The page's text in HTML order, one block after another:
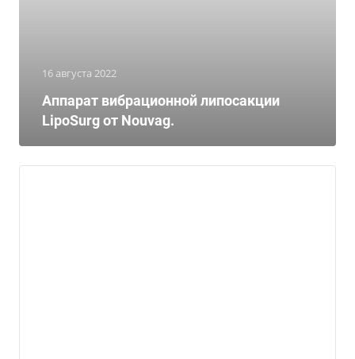
16 августа 2022
Аппарат вибрационной липосакции
LipoSurg от Nouvag.